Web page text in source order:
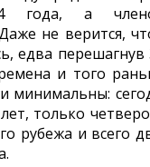
года, а
не верится,
едва перешагнув
и того
минимальны:
только
рубежа и всего